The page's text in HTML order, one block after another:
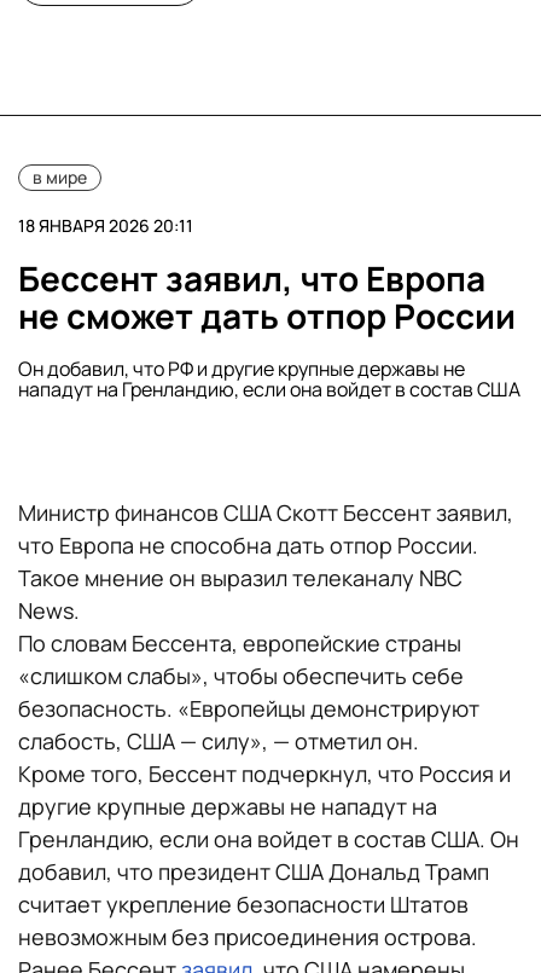
в мире
18 ЯНВАРЯ 2026 20:11
Бессент заявил, что Европа
не сможет дать отпор России
Он добавил, что РФ и другие крупные державы не
нападут на Гренландию, если она войдет в состав США
Министр финансов США Скотт Бессент заявил,
что Европа не способна дать отпор России.
Такое мнение он выразил телеканалу NBC
News.
По словам Бессента, европейские страны
«слишком слабы», чтобы обеспечить себе
безопасность. «Европейцы демонстрируют
слабость, США — силу», — отметил он.
Кроме того, Бессент подчеркнул, что Россия и
другие крупные державы не нападут на
Гренландию, если она войдет в состав США. Он
добавил, что президент США Дональд Трамп
считает укрепление безопасности Штатов
невозможным без присоединения острова.